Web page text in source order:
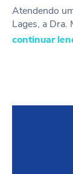
Atendendo
Lages, a Dra.
continuar